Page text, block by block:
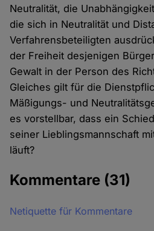
Neutralität, die
die sich in Neutralität und
Verfahrensbeteiligten
der Freiheit desjenigen
Gewalt in der Person des
Gleiches gilt für die
Mäßigungs- und
es vorstellbar, dass ein
seiner Lieblingsmannschaft
läuft?
Kommentare (31)
Netiquette für Kommentare